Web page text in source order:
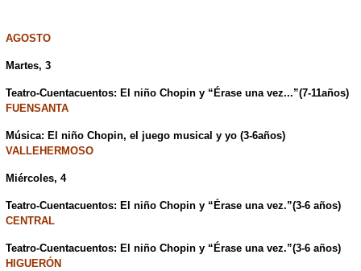
AGOSTO
Martes, 3
Teatro-Cuentacuentos: El niño Chopin y “Érase una vez...”(7-11años)
FUENSANTA
Música: El niño Chopin, el juego musical y yo (3-6años)
VALLEHERMOSO
Miércoles, 4
Teatro-Cuentacuentos: El niño Chopin y “Érase una vez.”(3-6 años)
CENTRAL
Teatro-Cuentacuentos: El niño Chopin y “Érase una vez.”(3-6 años)
HIGUERÓN